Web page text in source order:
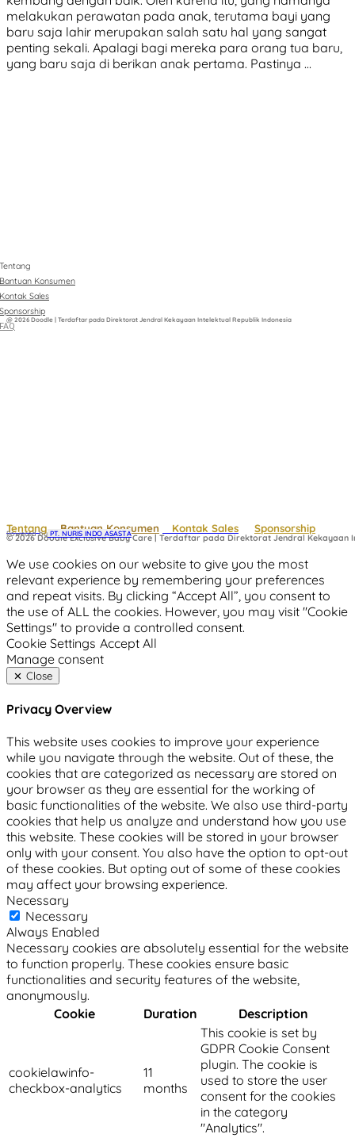
melakukan perawatan pada anak, terutama bayi yang
baru saja lahir merupakan salah satu hal yang sangat
penting sekali. Apalagi bagi mereka para orang tua baru,
yang baru saja di berikan anak pertama. Pastinya …
Tentang
Bantuan Konsumen
Kontak Sales
Sponsorship
FAQ
@ 2026 Doodle | Terdaftar pada Direktorat Jendral Kekayaan Intelektual Republik Indonesia
Tentang Bantuan Konsumen Kontak Sales Sponsorship
© 2026 Doodle Exclusive Baby Care | Terdaftar pada Direktorat Jendral Kekayaan
Powered by PT. NURIS INDO ASASTA
We use cookies on our website to give you the most
relevant experience by remembering your preferences
and repeat visits. By clicking “Accept All”, you consent to
the use of ALL the cookies. However, you may visit "Cookie
Settings" to provide a controlled consent.
Cookie Settings Accept All
Manage consent
Close
Privacy Overview
This website uses cookies to improve your experience
while you navigate through the website. Out of these, the
cookies that are categorized as necessary are stored on
your browser as they are essential for the working of
basic functionalities of the website. We also use third-party
cookies that help us analyze and understand how you use
this website. These cookies will be stored in your browser
only with your consent. You also have the option to opt-out
of these cookies. But opting out of some of these cookies
may affect your browsing experience.
Necessary
Necessary
Always Enabled
Necessary cookies are absolutely essential for the website
to function properly. These cookies ensure basic
functionalities and security features of the website,
anonymously.
Cookie
Duration Description
cookielawinfo-
checkbox-analytics
11
months
This cookie is set by
GDPR Cookie Consent
plugin. The cookie is
used to store the user
consent for the cookies
in the category
"Analytics".